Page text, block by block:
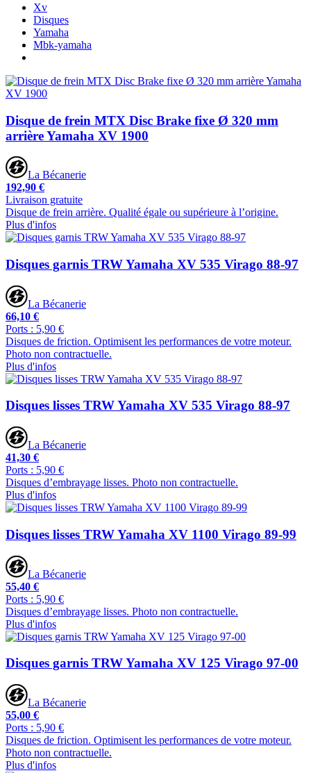
Xv
Disques
Yamaha
Mbk-yamaha
Disque de frein MTX Disc Brake fixe Ø 320 mm
arrière Yamaha XV 1900
La Bécanerie
192,90 €
Livraison gratuite
Disque de frein arrière. Qualité égale ou supérieure à l’origine.
Plus d'infos
Disques garnis TRW Yamaha XV 535 Virago 88-97
La Bécanerie
66,10 €
Ports : 5,90 €
Disques de friction. Optimisent les performances de votre moteur.
Photo non contractuelle.
Plus d'infos
Disques lisses TRW Yamaha XV 535 Virago 88-97
La Bécanerie
41,30 €
Ports : 5,90 €
Disques d’embrayage lisses. Photo non contractuelle.
Plus d'infos
Disques lisses TRW Yamaha XV 1100 Virago 89-99
La Bécanerie
55,40 €
Ports : 5,90 €
Disques d’embrayage lisses. Photo non contractuelle.
Plus d'infos
Disques garnis TRW Yamaha XV 125 Virago 97-00
La Bécanerie
55,00 €
Ports : 5,90 €
Disques de friction. Optimisent les performances de votre moteur.
Photo non contractuelle.
Plus d'infos